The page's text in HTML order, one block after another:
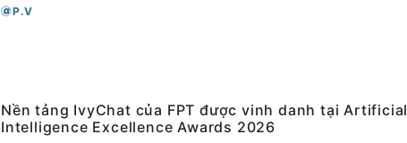
P.V
Nền tảng IvyChat của FPT được vinh danh tại Artificial
Intelligence Excellence Awards 2026